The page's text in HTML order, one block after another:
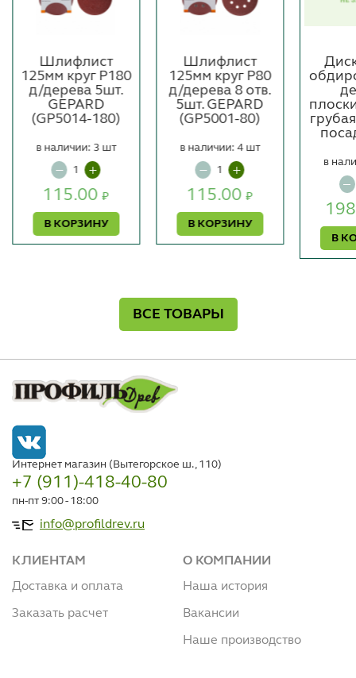
Шлифлист
125мм круг Р180
д/дерева 5шт.
GEPARD
(GP5014-180)
115.00₽
В КОРЗИНУ
в наличии: 3 шт
Шлифлист
125мм круг Р80
д/дерева 8 отв.
5шт. GEPARD
(GP5001-80)
115.00₽
В КОРЗИНУ
в наличии: 4 шт
В
в
ВСЕ ТОВАРЫ
Интернет магазин (Вытегорское ш., 110)
+7 (911)-418-40-80
пн-пт 9:00 - 18:00
info@profildrev.ru
КЛИЕНТАМ
Доставка и оплата
Заказать расчет
О КОМПАНИИ
Наша история
Вакансии
Наше производство